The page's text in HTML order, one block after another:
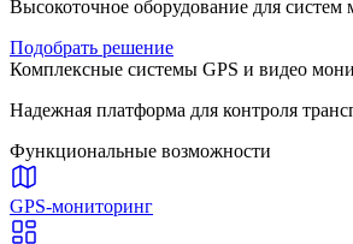
Высокоточное оборудование для систем
Подобрать решение
Комплексные системы GPS и видео
Надежная платформа для контроля
Функциональные возможности
GPS-мониторинг